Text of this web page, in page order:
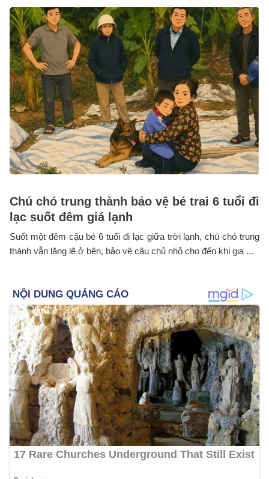
Chú chó trung thành bảo vệ bé trai 6 tuổi đi
lạc suốt đêm giá lạnh
Suốt một đêm cậu bé 6 tuổi đi lạc giữa trời lạnh, chú chó trung
thành vẫn lặng lẽ ở bên, bảo vệ cậu chủ nhỏ cho đến khi gia ...